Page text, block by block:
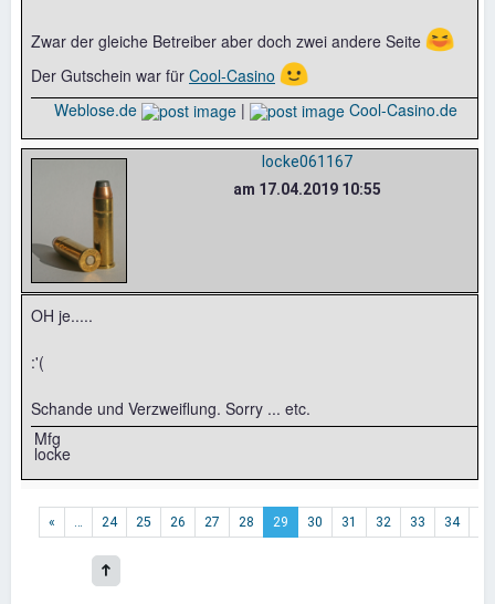
Zwar der gleiche Betreiber aber doch zwei andere Seite 😆
Der Gutschein war für Cool-Casino 🙂
Weblose.de | Cool-Casino.de
locke061167
am 17.04.2019 10:55
OH je.....
:'(
Schande und Verzweiflung. Sorry ... etc.
Mfg
locke
« … 24 25 26 27 28 29 30 31 32 33 34